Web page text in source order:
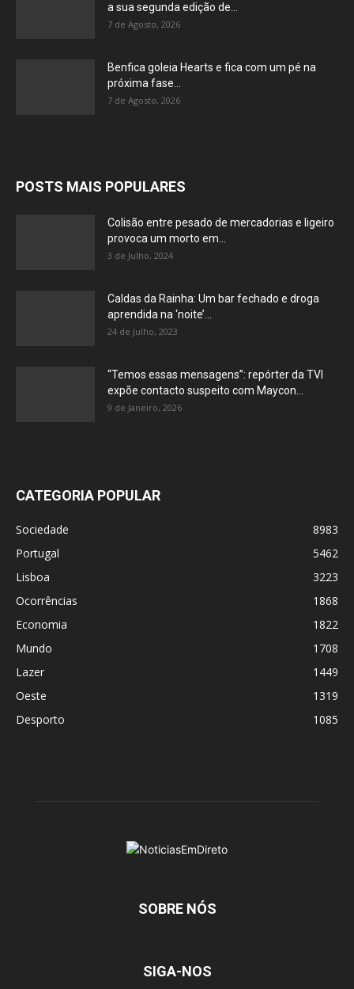
a sua segunda edição de...
7 de Agosto, 2026
Benfica goleia Hearts e fica com um pé na
próxima fase...
7 de Agosto, 2026
POSTS MAIS POPULARES
Colisão entre pesado de mercadorias e ligeiro
provoca um morto em...
3 de Julho, 2024
Caldas da Rainha: Um bar fechado e droga
aprendida na ‘noite’...
24 de Julho, 2023
“Temos essas mensagens”: repórter da TVI
expõe contacto suspeito com Maycon...
9 de Janeiro, 2026
CATEGORIA POPULAR
Sociedade
8983
Portugal
5462
Lisboa
3223
Ocorrências
1868
Economia
1822
Mundo
1708
Lazer
1449
Oeste
1319
Desporto
1085
SOBRE NÓS
SIGA-NOS